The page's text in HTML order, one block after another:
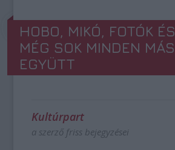
HOBO, MIKÓ, FOTÓK ÉS
MÉG SOK MINDEN MÁS
EGYÜTT
Kultúrpart
a szerző friss bejegyzései